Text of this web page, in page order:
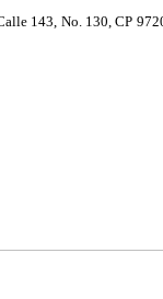
143, No. 130, CP